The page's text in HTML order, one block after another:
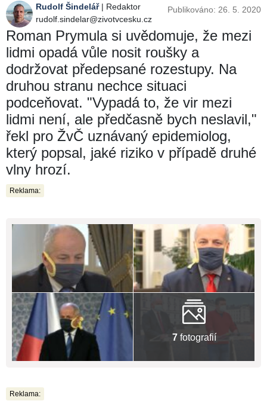
Rudolf Šindelář| Redaktor
rudolf.sindelar@zivotvcesku.cz
Publikováno: 26. 5. 2020
Roman Prymula si uvědomuje, že mezi
lidmi opadá vůle nosit roušky a
dodržovat předepsané rozestupy. Na
druhou stranu nechce situaci
podceňovat. "Vypadá to, že vir mezi
lidmi není, ale předčasně bych neslavil,"
řekl pro ŽvČ uznávaný epidemiolog,
který popsal, jaké riziko v případě druhé
vlny hrozí.
Reklama:
7fotografií
Reklama: